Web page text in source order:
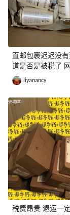
直邮包裹迟迟没有到
道是否是被税了 网站客服建
议这么做
liyanancy
税费昂贵 退运一